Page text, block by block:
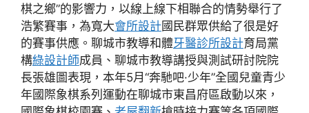
棋之鄉”的影響力，以線上線下相聯合的情勢舉行了
浩繁賽事，為寬大會所設計國民群眾供給了很是好
的賽事供應。聊城市教導和體牙醫診所設計育局黨
構綠設計師成員、聊城市教導講授與測試研討院院
長張雄圖表現，本年5月“奔馳吧·少年”全國兒童青少
年國際象棋系列運動在聊城市東昌府區啟動以來，